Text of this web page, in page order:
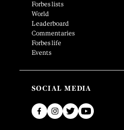
Forbes lists
World
Leaderboard
Commentaries
Forbes life
Events
SOCIAL MEDIA